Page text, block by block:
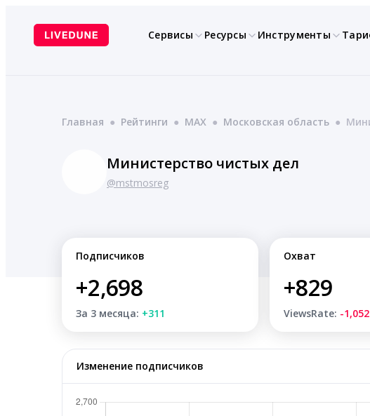
содержимому
Сервисы Ресурсы Инструменты
Главная ● Рейтинги ● MAX ● Московская область ●
Министерство чистых дел
@mstmosreg
Подписчиков
+2,698
За 3 месяца: +311
Охват
+829
ViewsRate: -
Изменение подписчиков